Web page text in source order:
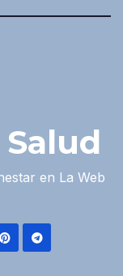
en La Web